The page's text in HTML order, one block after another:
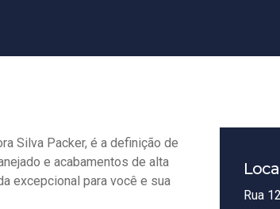
Silva Packer, é a definição de
e acabamentos de alta
excepcional para você e sua
Rua